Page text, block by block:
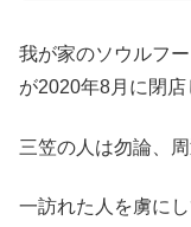
我が家のソウルフ
が2020年8月に閉店
三笠の人は勿論、
一訪れた人を虜に